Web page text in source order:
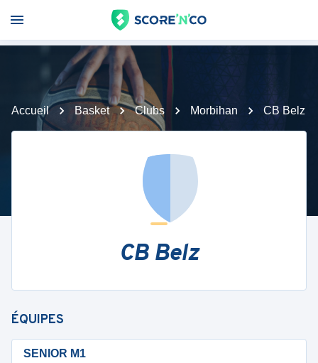
Accueil Basket Clubs Morbihan CB Belz
CB Belz
ÉQUIPES
SENIOR M1